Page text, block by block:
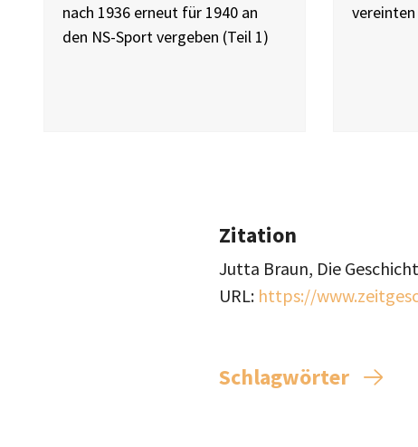
nach 1936 erneut für 1940 an
den NS-Sport vergeben (Teil 1)
Zitation
Jutta Braun, Die
URL: https://
Schlagwörter